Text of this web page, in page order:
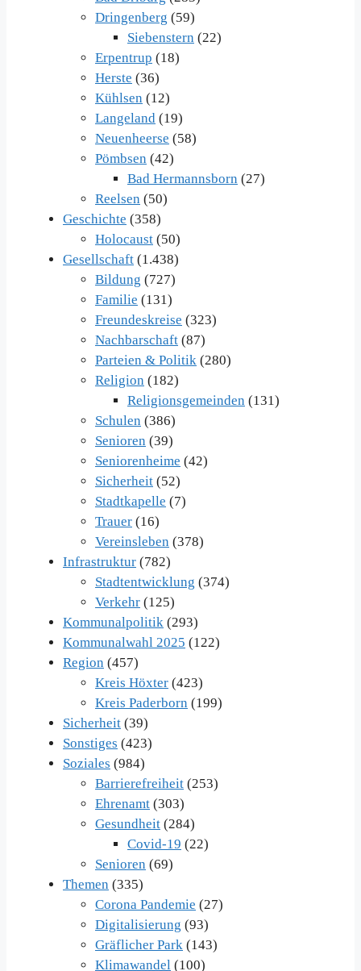
Dringenberg (59)
Siebenstern (22)
Erpentrup (18)
Herste (36)
Kühlsen (12)
Langeland (19)
Neuenheerse (58)
Pömbsen (42)
Bad Hermannsborn (27)
Reelsen (50)
Geschichte (358)
Holocaust (50)
Gesellschaft (1.438)
Bildung (727)
Familie (131)
Freundeskreise (323)
Nachbarschaft (87)
Parteien & Politik (280)
Religion (182)
Religionsgemeinden (131)
Schulen (386)
Senioren (39)
Seniorenheime (42)
Sicherheit (52)
Stadtkapelle (7)
Trauer (16)
Vereinsleben (378)
Infrastruktur (782)
Stadtentwicklung (374)
Verkehr (125)
Kommunalpolitik (293)
Kommunalwahl 2025 (122)
Region (457)
Kreis Höxter (423)
Kreis Paderborn (199)
Sicherheit (39)
Sonstiges (423)
Soziales (984)
Barrierefreiheit (253)
Ehrenamt (303)
Gesundheit (284)
Covid-19 (22)
Senioren (69)
Themen (335)
Corona Pandemie (27)
Digitalisierung (93)
Gräflicher Park (143)
Klimawandel (100)